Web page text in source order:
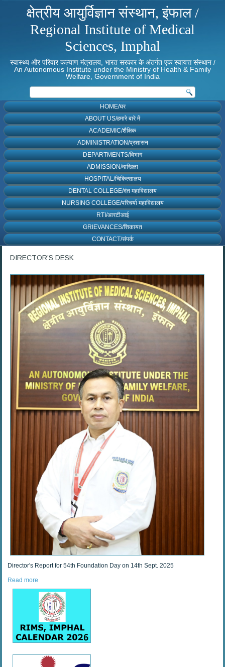
क्षेत्रीय आयुर्विज्ञान संस्थान, इंफाल /
Regional Institute of Medical
Sciences, Imphal
स्वास्थ्य और परिवार कल्याण मंत्रालय, भारत सरकार के अंतर्गत एक स्वायत्त संस्थान /
An Autonomous Institute under the Ministry of Health & Family
Welfare, Government of India
HOME/घर
ABOUT US/हमारे बारे में
ACADEMIC/शैक्षिक
ADMINISTRATION/प्रशासन
DEPARTMENTS/विभाग
ADMISSION/दाखिला
HOSPITAL/चिकित्सालय
DENTAL COLLEGE/दंत महाविद्यालय
NURSING COLLEGE/परिचर्या महाविद्यालय
RTI/आरटीआई
GRIEVANCES/शिकायत
CONTACT/संपर्क
DIRECTOR’S DESK
Director's Report for 54th Foundation Day on 14th Sept. 2025
Read more